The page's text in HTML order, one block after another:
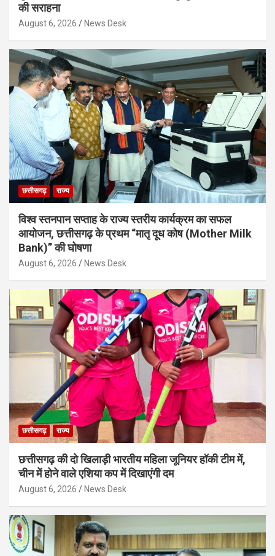
की सराहना
August 6, 2026 News Desk
छत्तीसगढ़ राज्य
विश्व स्तनपान सप्ताह के राज्य स्तरीय कार्यक्रम का सफल
आयोजन, छत्तीसगढ़ के प्रथम “मातृ दूध कोष (Mother Milk
Bank)” की घोषणा
August 6, 2026 News Desk
छत्तीसगढ़ राज्य
छत्तीसगढ़ की दो खिलाड़ी भारतीय महिला जूनियर हॉकी टीम में,
चीन में होने वाले एशिया कप में दिखाएंगी दम
August 6, 2026 News Desk